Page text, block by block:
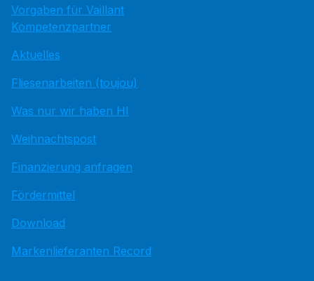
Vorgaben für Vaillant
Kompetenzpartner
Aktuelles
Fliesenarbeiten (toujou)
Was nur wir haben HI
Weihnachtspost
Finanzierung anfragen
Fördermittel
Download
Markenlieferanten Record